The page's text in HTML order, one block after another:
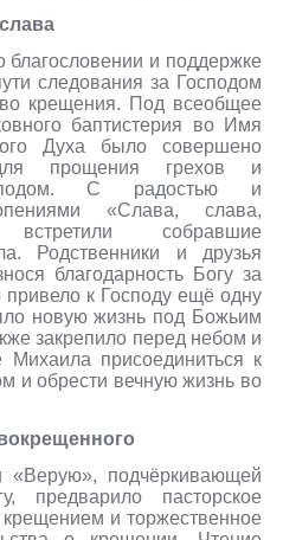
благословении и поддержке
следования за Господом
крещения. Под всеобщее
баптистерия во Имя
Духа было совершено
прощения грехов и
С радостью и
«Слава, слава,
собравшие
Родственники и друзья
благодарность Богу за
к Господу ещё одну
новую жизнь под Божьим
закрепило перед небом и
Михаила присоединиться к
и обрести вечную жизнь во
«Верую», подчёркивающей
предварило пасторское
и торжественное